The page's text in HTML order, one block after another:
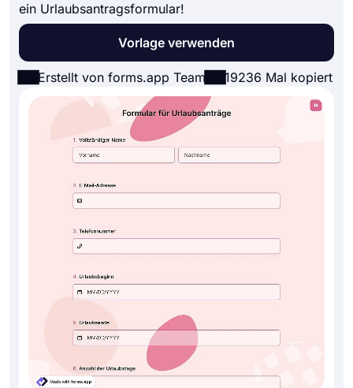
ein Urlaubsantragsformular!
Vorlage verwenden
Erstellt von forms.app Team 19236 Mal kopiert